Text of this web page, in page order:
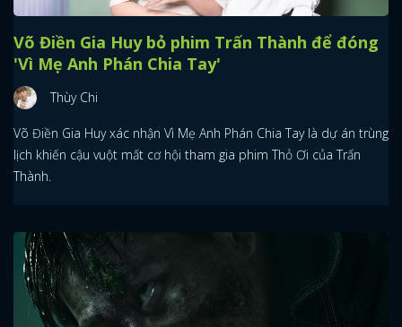
Võ Điền Gia Huy bỏ phim Trấn Thành để đóng
'Vì Mẹ Anh Phán Chia Tay'
Thùy Chi
Võ Điền Gia Huy xác nhận Vì Mẹ Anh Phán Chia Tay là dự án trùng
lịch khiến cậu vuột mất cơ hội tham gia phim Thỏ Ơi của Trấn
Thành.